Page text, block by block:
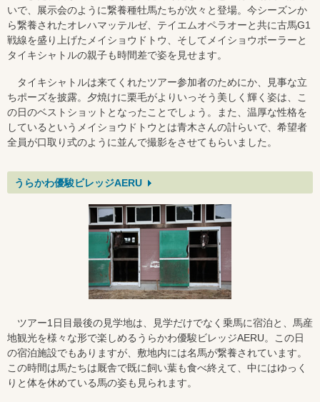
いで、展示会のように繋養種牡馬たちが次々と登場。今シーズンか
ら繋養されたオレハマッテルゼ、テイエムオペラオーと共に古馬G1
戦線を盛り上げたメイショウドトウ、そしてメイショウボーラーと
タイキシャトルの親子も時間差で姿を見せます。
タイキシャトルは来てくれたツアー参加者のためにか、見事な立
ちポーズを披露。夕焼けに栗毛がよりいっそう美しく輝く姿は、こ
の日のベストショットとなったことでしょう。また、温厚な性格を
しているというメイショウドトウとは青木さんの計らいで、希望者
全員が口取り式のように並んで撮影をさせてもらいました。
うらかわ優駿ビレッジAERU
ツアー1日目最後の見学地は、見学だけでなく乗馬に宿泊と、馬産
地観光を様々な形で楽しめるうらかわ優駿ビレッジAERU。この日
の宿泊施設でもありますが、敷地内には名馬が繋養されています。
この時間は馬たちは厩舎で既に飼い葉も食べ終えて、中にはゆっく
りと体を休めている馬の姿も見られます。